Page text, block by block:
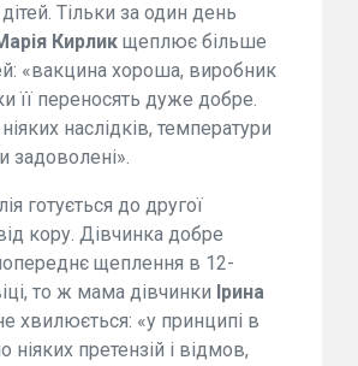
Тільки за один день
Кирлик щеплює більше
«вакцина хороша, виробник
її переносять дуже добре.
наслідків, температури
задоволені».
готується до другої
кору. Дівчинка добре
щеплення в 12-
то ж мама дівчинки Ірина
хвилюється: «у принципі в
ніяких претензій і відмов,